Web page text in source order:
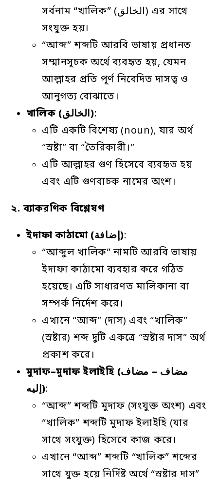
সর্বনাম “খালিক” (الخالق) এর সাথে
সংযুক্ত হয়।
“আব্দ” শব্দটি আরবি ভাষায় প্রধানত
সম্মানসূচক অর্থে ব্যবহৃত হয়, যেমন
আল্লাহর প্রতি পূর্ণ নিবেদিত দাসত্ব ও
আনুগত্য বোঝাতে।
খালিক
(الخالق):
এটি একটি বিশেষ্য (noun), যার অর্থ
“স্রষ্টা” বা “তৈরিকারী।”
এটি আল্লাহর গুণ হিসেবে ব্যবহৃত হয়
এবং এটি গুণবাচক নামের অংশ।
২. ব্যাকরণিক বিশ্লেষণ
ইদাফা কাঠামো (إضافة):
“আব্দুল খালিক” নামটি আরবি ভাষায়
ইদাফা কাঠামো ব্যবহার করে গঠিত
হয়েছে। এটি সাধারণত মালিকানা বা
সম্পর্ক নির্দেশ করে।
এখানে “আব্দ” (দাস) এবং “খালিক”
(স্রষ্টার) শব্দ দুটি একত্রে “স্রষ্টার দাস” অর্থ
প্রকাশ করে।
মুদাফ–মুদাফ ইলাইহি (مضاف – مضاف
إليه):
“আব্দ” শব্দটি মুদাফ (সংযুক্ত অংশ) এবং
“খালিক” শব্দটি মুদাফ ইলাইহি (যার
সাথে সংযুক্ত) হিসেবে কাজ করে।
এখানে “আব্দ” শব্দটি “খালিক” শব্দের
সাথে যুক্ত হয়ে নির্দিষ্ট অর্থে “স্রষ্টার দাস”